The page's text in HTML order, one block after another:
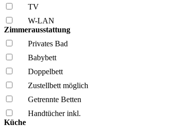
TV
W-LAN
Zimmerausstattung
Privates Bad
Babybett
Doppelbett
Zustellbett möglich
Getrennte Betten
Handtücher inkl.
Küche